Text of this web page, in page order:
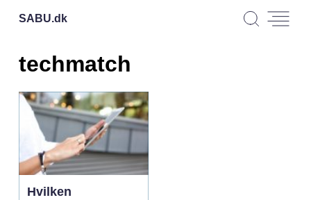
SABU.dk
techmatch
Hvilken